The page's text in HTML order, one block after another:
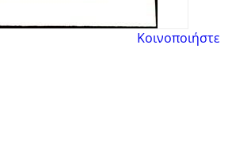
Κοινοποιήστε